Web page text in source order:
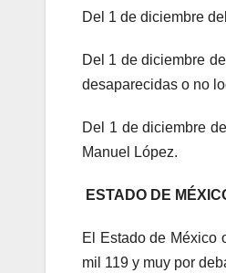
Del 1 de diciembre
Del 1 de diciembre
desaparecidas o no
Del 1 de diciembre
Manuel López.
ESTADO DE
El Estado de México
mil 119 y muy por